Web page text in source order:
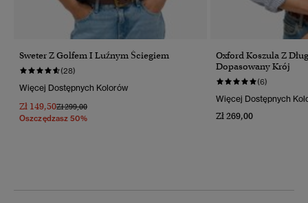
Sweter Z Golfem I Luźnym Ściegiem
(28)
Więcej Dostępnych Kolorów
Zł 149,50Cena Obniżona Od
Zł 299,00Do
Oszczędzasz 50%
Oxford Koszula Z
Dopasowany Krój
(6)
Więcej Dostępnych
Zł 269,00